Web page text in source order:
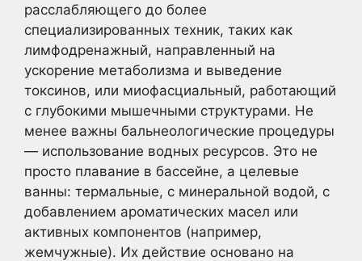
расслабляющего до более
специализированных техник, таких как
лимфодренажный, направленный на
ускорение метаболизма и выведение
токсинов, или миофасциальный, работающий
с глубокими мышечными структурами. Не
менее важны бальнеологические процедуры
— использование водных ресурсов. Это не
просто плавание в бассейне, а целевые
ванны: термальные, с минеральной водой, с
добавлением ароматических масел или
активных компонентов (например,
жемчужные). Их действие основано на